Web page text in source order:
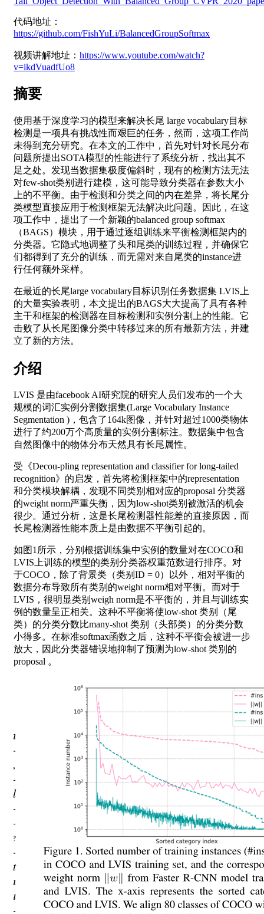
代码地址：
https://github.com/FishYuLi/BalancedGroupSoftmax
视频讲解地址： https://www.youtube.com/watch?
v=ikdVuadfUo8
摘要
使用基于深度学习的模型来解决长尾 large vocabulary目标
检测是一项具有挑战性而艰巨的任务，然而，这项工作尚
未得到充分研究。在本文的工作中，首先对针对长尾分布
问题所提出SOTA模型的性能进行了系统分析，找出其不
足之处。发现当数据集极度偏斜时，现有的检测方法无法
对few-shot类别进行建模，这可能导致分类器在参数大小
上的不平衡。由于检测和分类之间的内在差异，将长尾分
类模型直接应用于检测框架无法解决此问题。因此，在这
项工作中，提出了一个新颖的balanced group softmax
（BAGS）模块，用于通过逐组训练来平衡检测框架内的
分类器。它隐式地调整了头和尾类的训练过程，并确保它
们都得到了充分的训练，而无需对来自尾类的instance进
行任何额外采样。
在最近的长尾large vocabulary目标识别任务数据集 LVIS上
的大量实验表明，本文提出的BAGS大大提高了具有各种
主干和框架的检测器在目标检测和实例分割上的性能。它
击败了从长尾图像分类中转移过来的所有最新方法，并建
立了新的方法。
介绍
LVIS 是由facebook AI研究院的研究人员们发布的一个大
规模的词汇实例分割数据集(Large Vocabulary Instance
Segmentation )，包含了164k图像，并针对超过1000类物体
进行了约200万个高质量的实例分割标注。数据集中包含
自然图像中的物体分布天然具有长尾属性。
受《Decou-pling representation and classifier for long-tailed
recognition》的启发，首先将检测框架中的representation
和分类模块解耦，发现不同类别相对应的proposal 分类器
的weight norm严重失衡，因为low-shot类别被激活的机会
很少。通过分析，这是长尾检测器性能差的直接原因，而
长尾检测器性能本质上是由数据不平衡引起的。
如图1所示，分别根据训练集中实例的数量对在COCO和
LVIS上训练的模型的类别分类器权重范数进行排序。对
于COCO，除了背景类（类别ID = 0）以外，相对平衡的
数据分布导致所有类别的weight norm相对平衡。而对于
LVIS，很明显类别weigh norm是不平衡的，并且与训练实
例的数量呈正相关。这种不平衡将使low-shot 类别（尾
类）的分类分数比many-shot 类别（头部类）的分类分数
小得多。在标准softmax函数之后，这种不平衡会被进一步
放大，因此分类器错误地抑制了预测为low-shot 类别的
proposal 。